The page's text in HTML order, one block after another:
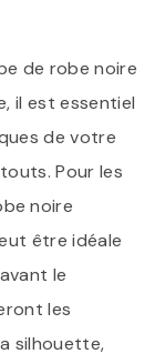
de robe noire
il est essentiel
de votre
Pour les
noire
être idéale
le
les
silhouette,